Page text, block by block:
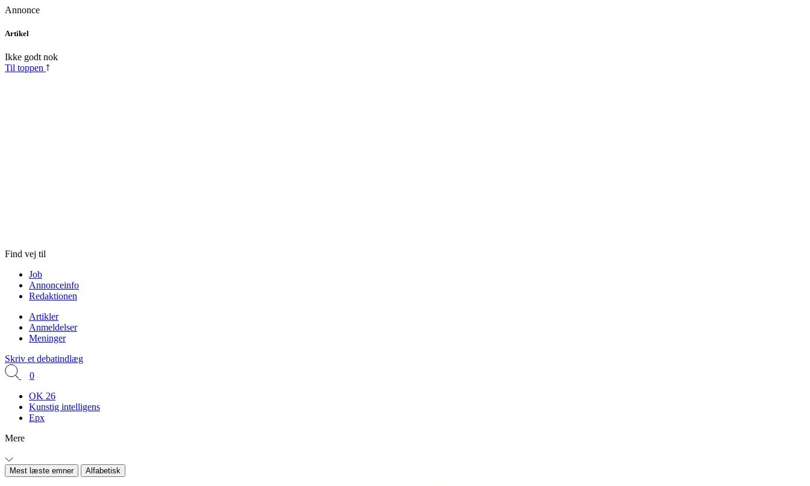
Annonce
Skip
content
Artikel
Ikke godt nok
Til toppen
Find vej til
Job
Annonceinfo
Redaktionen
Artikler
Anmeldelser
Meninger
Skriv et debatindlæg
0
OK 26
Kunstig intelligens
Epx
Mere
Mest læste emner Alfabetisk